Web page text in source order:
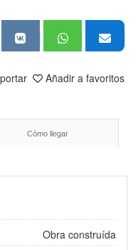
Añadir a favoritos
Cómo llegar
Obra construída